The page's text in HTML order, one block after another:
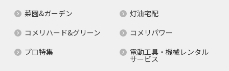
菜園&ガーデン
灯油宅配
コメリハード&グリーン
コメリパワー
プロ特集
電動工具・機械レンタル
サービス